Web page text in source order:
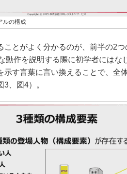
ルの構成
とがよく分かるのが、前半の2つ
動作を説明する際に初学者にはな
示す言葉に言い換えることで、全
、図4）。